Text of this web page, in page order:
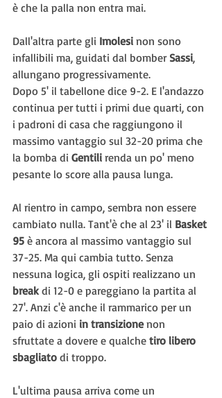
è che la palla non entra mai.
Dall'altra parte gli Imolesi non sono
infallibili ma, guidati dal bomber Sassi,
allungano progressivamente.
Dopo 5' il tabellone dice 9-2. E l'andazzo
continua per tutti i primi due quarti, con
i padroni di casa che raggiungono il
massimo vantaggio sul 32-20 prima che
la bomba di Gentili renda un po' meno
pesante lo score alla pausa lunga.
Al rientro in campo, sembra non essere
cambiato nulla. Tant'è che al 23' il Basket
95 è ancora al massimo vantaggio sul
37-25. Ma qui cambia tutto. Senza
nessuna logica, gli ospiti realizzano un
break di 12-0 e pareggiano la partita al
27'. Anzi c'è anche il rammarico per un
paio di azioni in transizione non
sfruttate a dovere e qualche tiro libero
sbagliato di troppo.
L'ultima pausa arriva come un